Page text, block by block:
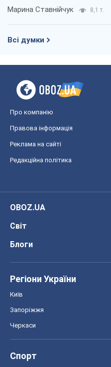
Марина Ставнійчук 8,1 т.
Всі думки
Про компанію
Правова інформація
Реклама на сайті
Редакційна політика
OBOZ.UA
Світ
Блоги
Регіони України
Київ
Запоріжжя
Черкаси
Спорт